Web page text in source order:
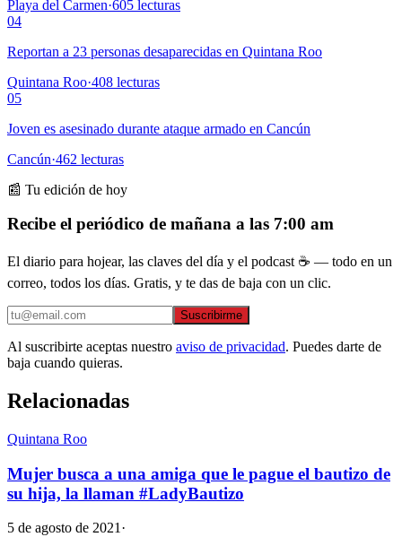
Playa del Carmen·605 lecturas
04
Reportan a 23 personas desaparecidas en Quintana Roo
Quintana Roo·408 lecturas
05
Joven es asesinado durante ataque armado en Cancún
Cancún·462 lecturas
📰 Tu edición de hoy
Recibe el periódico de mañana a las 7:00 am
El diario para hojear, las claves del día y el podcast ☕ — todo en un
correo, todos los días. Gratis, y te das de baja con un clic.
Suscribirme
Al suscribirte aceptas nuestro aviso de privacidad. Puedes darte de
baja cuando quieras.
Relacionadas
Quintana Roo
Mujer busca a una amiga que le pague el bautizo de
su hija, la llaman #LadyBautizo
5 de agosto de 2021 ·